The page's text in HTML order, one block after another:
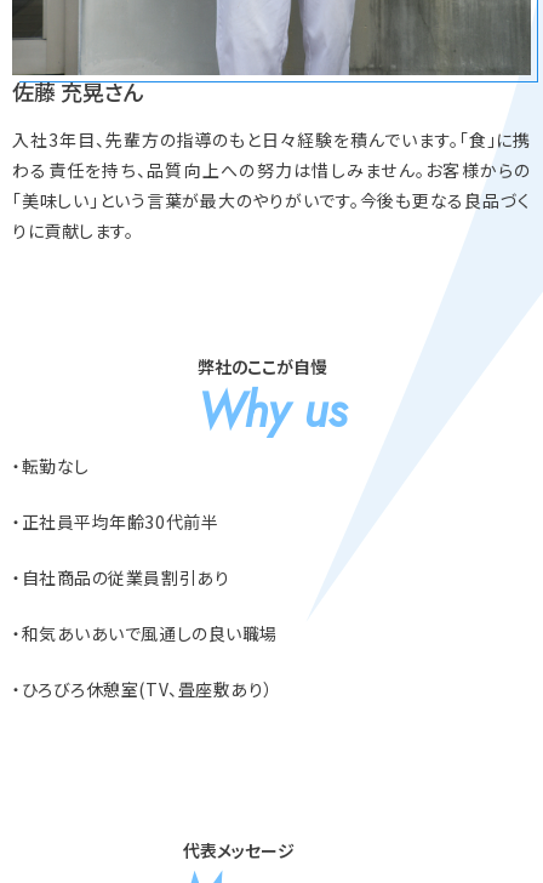
佐藤 充晃さん
入社3年目、先輩方の指導のもと日々経験を積んでいます。「食」に携
わる責任を持ち、品質向上への努力は惜しみません。お客様からの
「美味しい」という言葉が最大のやりがいです。今後も更なる良品づく
りに貢献します。
弊社のここが自慢
Why us
・転勤なし
・正社員平均年齢30代前半
・自社商品の従業員割引あり
・和気あいあいで風通しの良い職場
・ひろびろ休憩室(TV、畳座敷あり）
代表メッセージ